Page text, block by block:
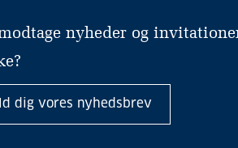
nyheder og
dig vores nyhedsbrev